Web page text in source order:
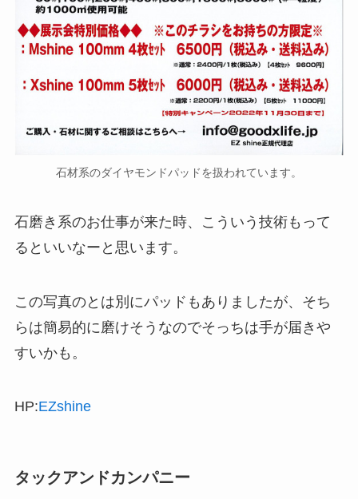
石材系のダイヤモンドパッドを扱われています。
石磨き系のお仕事が来た時、こういう技術もって
るといいなーと思います。
この写真のとは別にパッドもありましたが、そち
らは簡易的に磨けそうなのでそっちは手が届きや
すいかも。
HP:EZshine
タックアンドカンパニー